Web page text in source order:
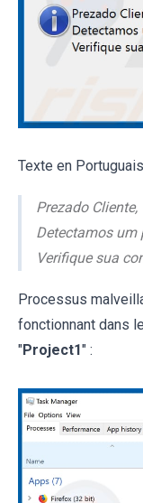
Texte en
Prezado Cliente,
Detectamos um
Verifique sua
Processus
fonctionnant dans
"Project1" :